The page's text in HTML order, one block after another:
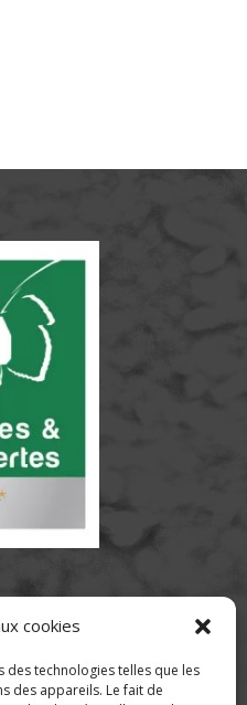
cookies
des technologies telles que les
des appareils. Le fait de